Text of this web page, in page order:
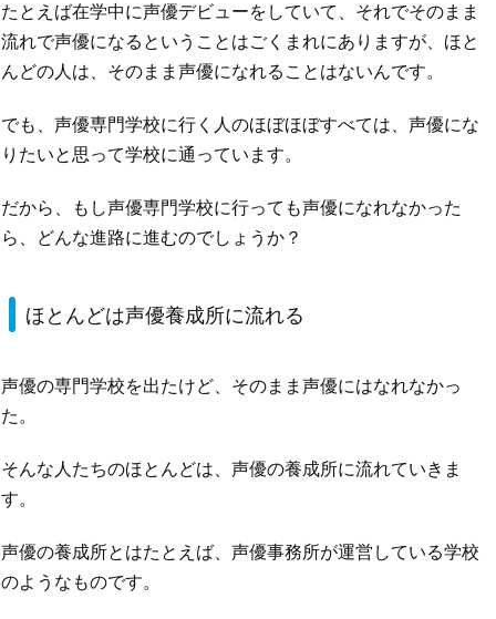
たとえば在学中に声優デビューをしていて、それでそのまま
流れで声優になるということはごくまれにありますが、ほと
んどの人は、そのまま声優になれることはないんです。
でも、声優専門学校に行く人のほぼほぼすべては、声優にな
りたいと思って学校に通っています。
だから、もし声優専門学校に行っても声優になれなかった
ら、どんな進路に進むのでしょうか？
ほとんどは声優養成所に流れる
声優の専門学校を出たけど、そのまま声優にはなれなかっ
た。
そんな人たちのほとんどは、声優の養成所に流れていきま
す。
声優の養成所とはたとえば、声優事務所が運営している学校
のようなものです。